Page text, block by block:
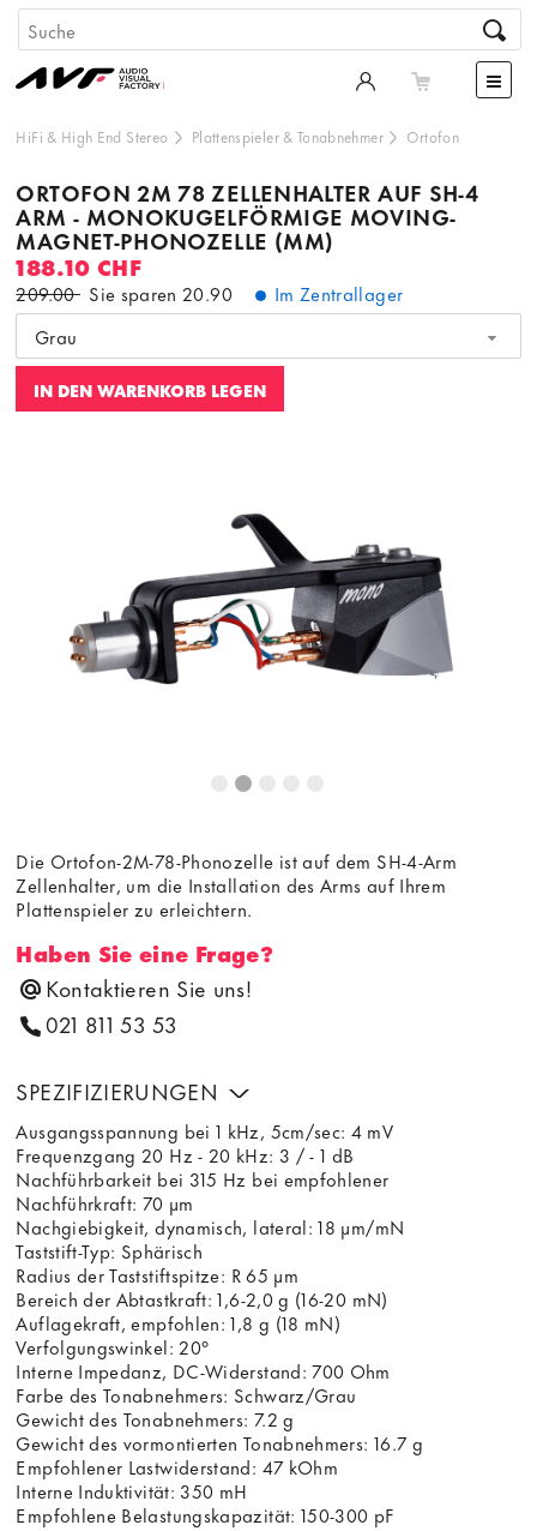
HiFi & High End Stereo Plattenspieler & Tonabnehmer Ortofon
ORTOFON 2M 78 ZELLENHALTER AUF SH-4
ARM - MONOKUGELFÖRMIGE MOVING-
MAGNET-PHONOZELLE (MM)
188.10 CHF
209.00 Sie sparen20.90
Im Zentrallager
Grau
IN DEN WARENKORB LEGEN
Dieser Inhalt wird von einer dritten Partei gehostet. Durch
die Anzeige des externen Inhalts akzeptieren Sie die
Bedingungenvon youtube.com.
Video laden Frag nicht mehr
Die Ortofon-2M-78-Phonozelle ist auf dem SH-4-Arm
Zellenhalter, um die Installation des Arms auf Ihrem
Plattenspieler zu erleichtern.
Haben Sie eine Frage?
Kontaktieren Sie uns!
021 811 53 53
SPEZIFIZIERUNGEN
Ausgangsspannung bei 1 kHz, 5cm/sec: 4 mV
Frequenzgang 20 Hz - 20 kHz: 3 / - 1 dB
Nachführbarkeit bei 315 Hz bei empfohlener
Nachführkraft: 70 µm
Nachgiebigkeit, dynamisch, lateral: 18 µm/mN
Taststift-Typ: Sphärisch
Radius der Taststiftspitze: R 65 µm
Bereich der Abtastkraft: 1,6-2,0 g (16-20 mN)
Auflagekraft, empfohlen: 1,8 g (18 mN)
Verfolgungswinkel: 20°
Interne Impedanz, DC-Widerstand: 700 Ohm
Farbe des Tonabnehmers: Schwarz/Grau
Gewicht des Tonabnehmers: 7.2 g
Gewicht des vormontierten Tonabnehmers: 16.7 g
Empfohlener Lastwiderstand: 47 kOhm
Interne Induktivität: 350 mH
Empfohlene Belastungskapazität: 150-300 pF